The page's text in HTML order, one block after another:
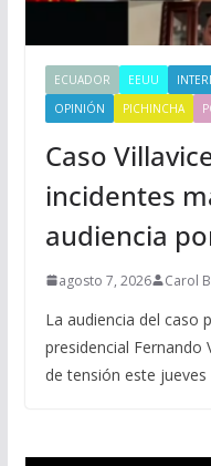
ECUADOR EEUU
OPINIÓN
PICHINCHA
Caso
incidentes
audiencia
agosto 7, 2026 Carol
La audiencia del caso
presidencial
de tensión este jueves